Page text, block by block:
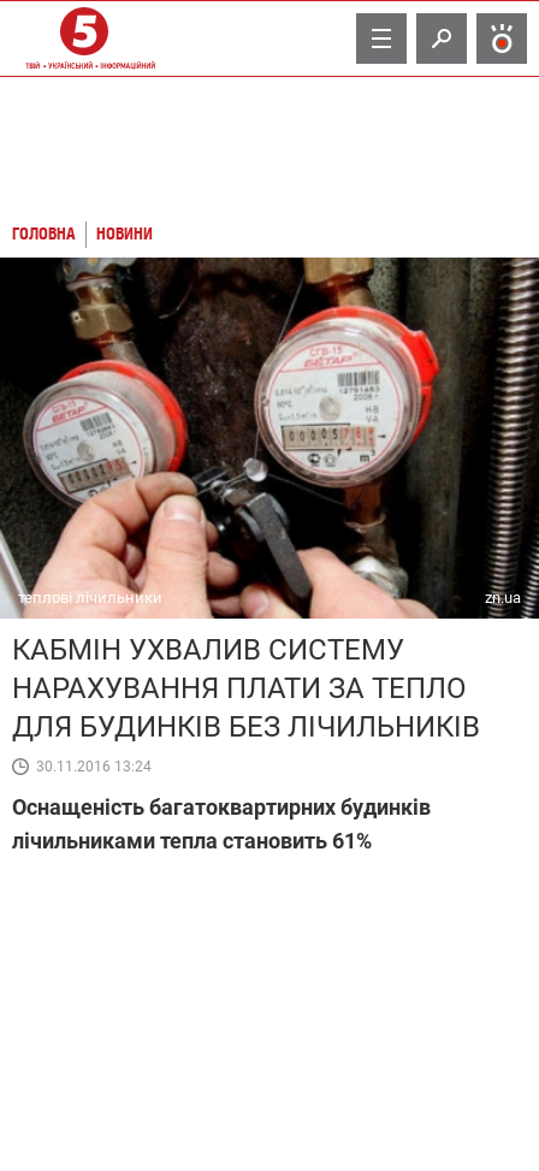
TV
ГОЛОВНА НОВИНИ
теплові лічильники zn.ua
КАБМІН УХВАЛИВ СИСТЕМУ
НАРАХУВАННЯ ПЛАТИ ЗА ТЕПЛО
ДЛЯ БУДИНКІВ БЕЗ ЛІЧИЛЬНИКІВ
30.11.2016 13:24
Оснащеність багатоквартирних будинків
лічильниками тепла становить 61%